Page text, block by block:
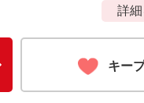
詳
キー